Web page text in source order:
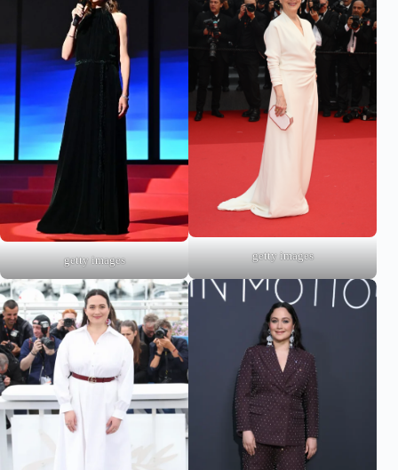
getty images getty images